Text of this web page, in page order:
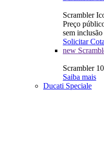
Scrambler
Preço
sem
Solicitar
new
Scrambler
Saiba mais
Ducati Speciale